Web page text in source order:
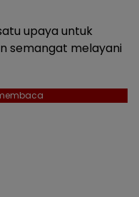
upaya untuk
semangat melayani